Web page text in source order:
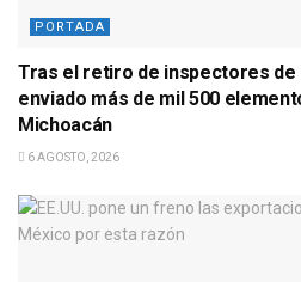
PORTADA
Tras el retiro de inspectores de
enviado más de mil 500
Michoacán
6 AGOSTO, 2026